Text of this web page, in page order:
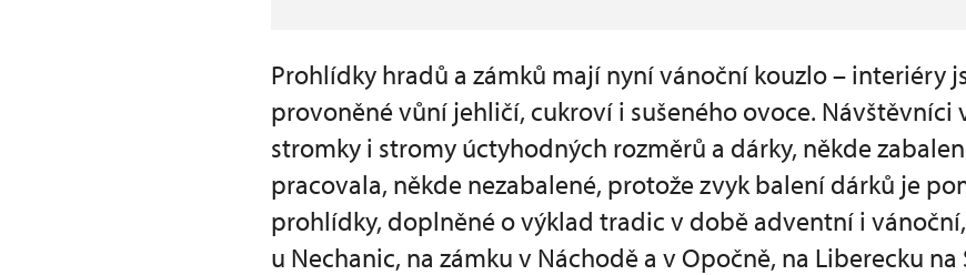
Prohlídky hradů a zámků mají nyní vánoční kouzlo – interiéry
provoněné vůní jehličí, cukroví i sušeného ovoce. Návštěvníci
stromky i stromy úctyhodných rozměrů a dárky, někde
pracovala, někde nezabalené, protože zvyk balení dárků je
prohlídky, doplněné o výklad tradic v době adventní i
u Nechanic, na zámku v Náchodě a v Opočně, na Liberecku